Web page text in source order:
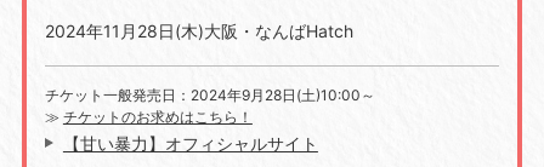
2024年11月28日(木)大阪・なんばHatch
チケット一般発売日： 2024年9月 28日 (土)10:00 ～
≫ チケットのお求めはこちら！
【甘い暴力】オフィシャルサイト